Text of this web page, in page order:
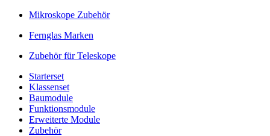
Mikroskope Zubehör
Fernglas Marken
Zubehör für Teleskope
Starterset
Klassenset
Baumodule
Funktionsmodule
Erweiterte Module
Zubehör